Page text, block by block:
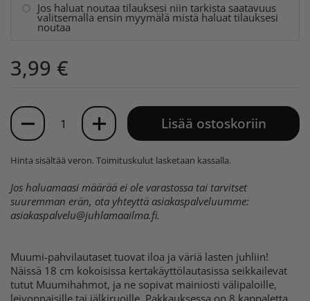
Jos haluat noutaa tilauksesi niin tarkista saatavuus
valitsemalla ensin myymälä mistä haluat tilauksesi
noutaa
3,99 €
Määrä
Lisää ostoskoriin
Hinta sisältää veron.Toimituskulut lasketaan kassalla.
Jos haluamaasi määrää ei ole varastossa tai tarvitset
suuremman erän, ota yhteyttä asiakaspalveluumme:
asiakaspalvelu@juhlamaailma.fi.
Muumi-pahvilautaset tuovat iloa ja väriä lasten juhliin!
Näissä 18 cm kokoisissa kertakäyttölautasissa seikkailevat
tutut Muumihahmot, ja ne sopivat mainiosti välipaloille,
leivonnaisille tai jälkiruoille. Pakkauksessa on 8 kappaletta